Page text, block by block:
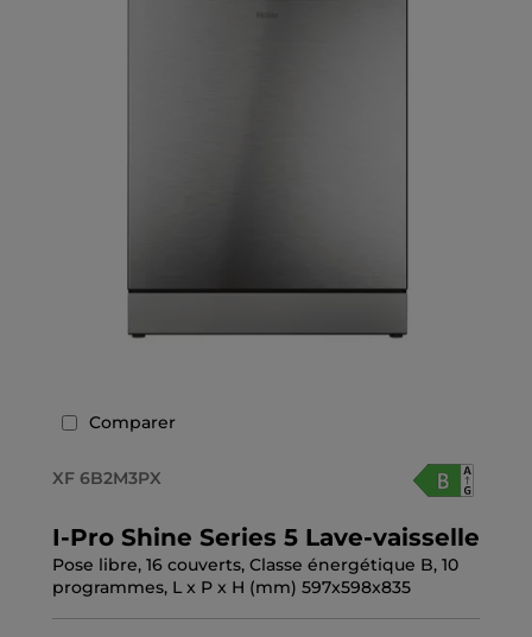
Comparer
XF 6B2M3PX
I-Pro Shine Series 5 Lave-vaisselle
Pose libre, 16 couverts, Classe énergétique B, 10
programmes, L x P x H (mm) 597x598x835